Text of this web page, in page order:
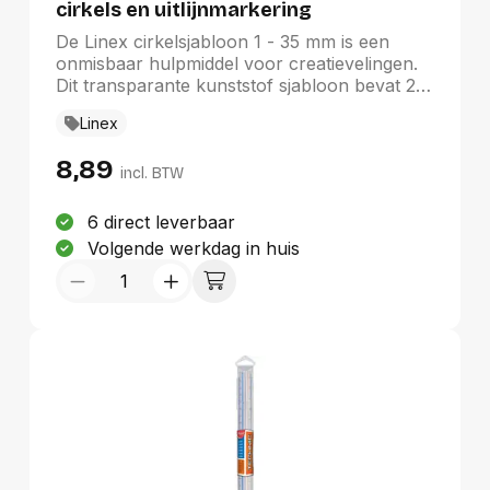
cirkels en uitlijnmarkering
De Linex cirkelsjabloon 1 - 35 mm is een
onmisbaar hulpmiddel voor creatievelingen.
Dit transparante kunststof sjabloon bevat 22
compleet met schaalindelingen voor precieze
het eenvoudig om het midden van de cirkels
praktische ophangetui is dit sjabloon een
waardevolle aanvulling op uw tekenmateriaal
en hobbyartikelen.
Linex
8,89 incl. BTW
6 direct leverbaar
Volgende werkdag in huis